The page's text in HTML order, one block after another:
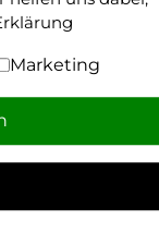
Marketing